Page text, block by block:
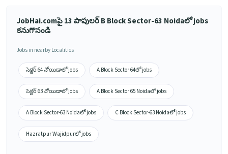
JobHai.comపై 13 పాపులర్ B Block Sector-63 Noidaలో jobs
కనుగొనండి
Jobs in nearby Localities
సెక్టర్ 64 నోయిడాలో jobs A Block Sector 64లో jobs
సెక్టర్ 63 నోయిడాలో jobs A Block Sector 65 Noidaలో jobs
A Block Sector-63 Noidaలో jobs C Block Sector-63 Noidaలో jobs
Hazratpur Wajidpurలో jobs